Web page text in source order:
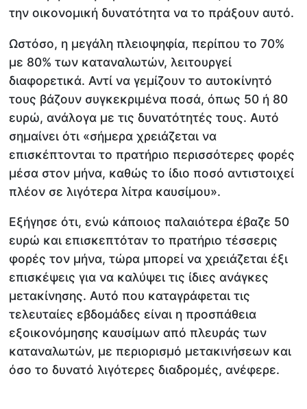
την οικονομική δυνατότητα να το πράξουν αυτό.
Ωστόσο, η μεγάλη πλειοψηφία, περίπου το 70%
με 80% των καταναλωτών, λειτουργεί
διαφορετικά. Αντί να γεμίζουν το αυτοκίνητό
τους βάζουν συγκεκριμένα ποσά, όπως 50 ή 80
ευρώ, ανάλογα με τις δυνατότητές τους. Αυτό
σημαίνει ότι «σήμερα χρειάζεται να
επισκέπτονται το πρατήριο περισσότερες φορές
μέσα στον μήνα, καθώς το ίδιο ποσό αντιστοιχεί
πλέον σε λιγότερα λίτρα καυσίμου».
Εξήγησε ότι, ενώ κάποιος παλαιότερα έβαζε 50
ευρώ και επισκεπτόταν το πρατήριο τέσσερις
φορές τον μήνα, τώρα μπορεί να χρειάζεται έξι
επισκέψεις για να καλύψει τις ίδιες ανάγκες
μετακίνησης. Αυτό που καταγράφεται τις
τελευταίες εβδομάδες είναι η προσπάθεια
εξοικονόμησης καυσίμων από πλευράς των
καταναλωτών, με περιορισμό μετακινήσεων και
όσο το δυνατό λιγότερες διαδρομές, ανέφερε.